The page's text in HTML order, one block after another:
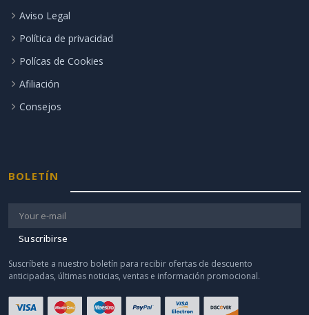
Aviso Legal
Política de privacidad
Polícas de Cookies
Afiliación
Consejos
BOLETÍN
Suscribirse
Suscríbete a nuestro boletín para recibir ofertas de descuento
anticipadas, últimas noticias, ventas e información promocional.